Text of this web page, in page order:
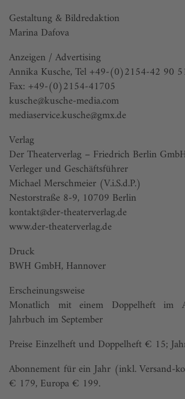
Gestaltung & Bildredaktion
Marina Dafova
Anzeigen / Advertising
Annika Kusche, Tel +49-(0)2154-42 90
Fax: +49-(0)2154-41705
kusche@kusche-media.com
mediaservice.kusche@gmx.de
Verlag
Der Theaterverlag – Friedrich Berlin
Verleger und Geschäftsführer
Michael Merschmeier (V.i.S.d.P.)
Nestorstraße 8-9, 10709 Berlin
kontakt@der-theaterverlag.de
www.der-theaterverlag.de
Druck
BWH GmbH, Hannover
Erscheinungsweise
Monatlich mit einem Doppelheft im
Jahrbuch im September
Preise Einzelheft und Doppelheft € 15;
Abonnement für ein Jahr (inkl. Versand-
€ 179, Europa € 199.